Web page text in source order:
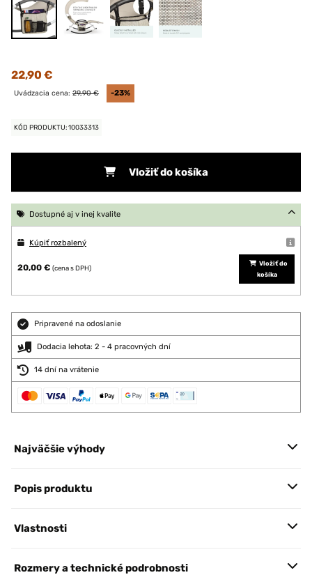
22,90 €
Uvádzacia cena: 29,90 € -23%
KÓD PRODUKTU: 10033313
Vložiť do košíka
Dostupné aj v inej kvalite
Kúpiť rozbalený
20,00 € (cena s DPH)
Vložiť do
košíka
Pripravené na odoslanie
Dodacia lehota: 2 - 4 pracovných dní
14 dní na vrátenie
Najväčšie výhody
Popis produktu
Vlastnosti
Rozmery a technické podrobnosti